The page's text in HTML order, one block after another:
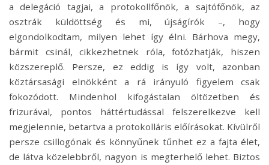
a delegáció tagjai, a protokollfőnök, a sajtófőnök, az
osztrák küldöttség és mi, újságírók –, hogy
elgondolkodtam, milyen lehet így élni. Bárhova megy,
bármit csinál, cikkezhetnek róla, fotózhatják, hiszen
közszereplő. Persze, ez eddig is így volt, azonban
köztársasági elnökként a rá irányuló figyelem csak
fokozódott. Mindenhol kifogástalan öltözetben és
frizurával, pontos háttértudással felszerelkezve kell
megjelennie, betartva a protokolláris előírásokat. Kívülről
persze csillogónak és könnyűnek tűnhet ez a fajta élet,
de látva közelebbről, nagyon is megterhelő lehet. Biztos